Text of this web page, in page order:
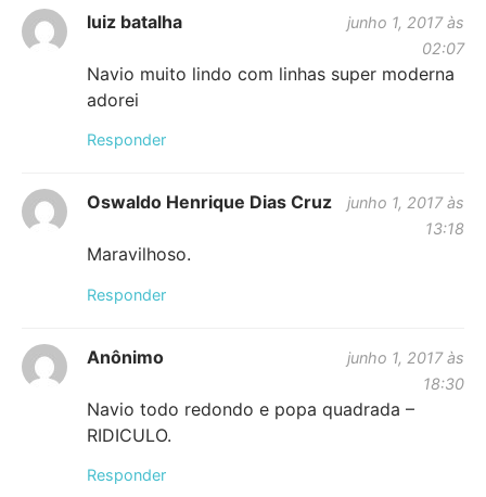
luiz batalha
junho 1, 2017 às
02:07
Navio muito lindo com linhas super moderna
adorei
Responder
Oswaldo Henrique Dias Cruz
junho 1, 2017 às
13:18
Maravilhoso.
Responder
Anônimo
junho 1, 2017 às
18:30
Navio todo redondo e popa quadrada –
RIDICULO.
Responder